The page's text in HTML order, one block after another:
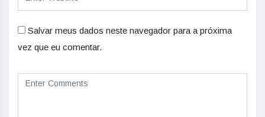
Salvar meus dados neste navegador para a próxima
vez que eu comentar.